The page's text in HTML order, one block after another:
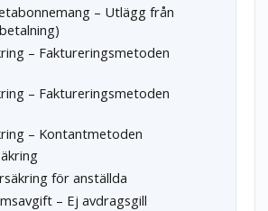
– Utlägg från
– Faktureringsmetoden
– Faktureringsmetoden
– Kontantmetoden
för anställda
– Ej avdragsgill